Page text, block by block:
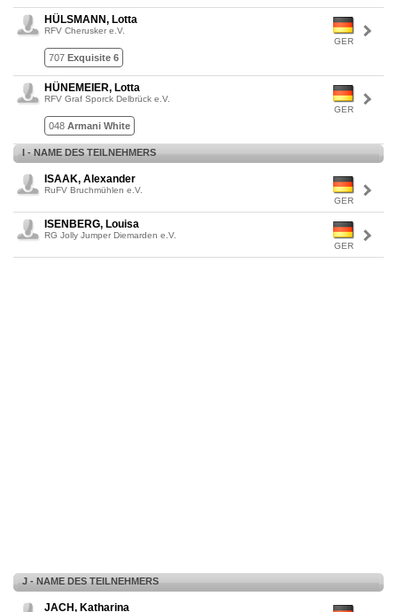
GER
HÜLSMANN, Lotta
RFV Cherusker e.V.
707 Exquisite 6
GER
HÜNEMEIER, Lotta
RFV Graf Sporck Delbrück e.V.
048 Armani White
I - NAME DES TEILNEHMERS
GER
ISAAK, Alexander
RuFV Bruchmühlen e.V.
GER
ISENBERG, Louisa
RG Jolly Jumper Diemarden e.V.
J - NAME DES TEILNEHMERS
JACH, Katharina